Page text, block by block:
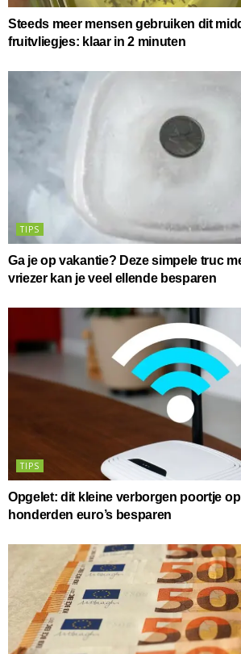
Steeds meer mensen gebruiken dit
fruitvliegjes: klaar in 2 minuten
TIPS
Ga je op vakantie? Deze simpele truc
vriezer kan je veel ellende besparen
TIPS
Opgelet: dit kleine verborgen poortje
honderden euro’s besparen